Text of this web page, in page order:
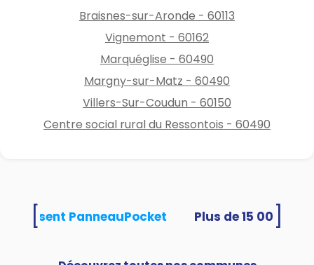
Braisnes-sur-Aronde - 60113
Vignemont - 60162
Marquéglise - 60490
Margny-sur-Matz - 60490
Villers-Sur-Coudun - 60150
Centre social rural du Ressontois - 60490
utilisent PanneauPocket